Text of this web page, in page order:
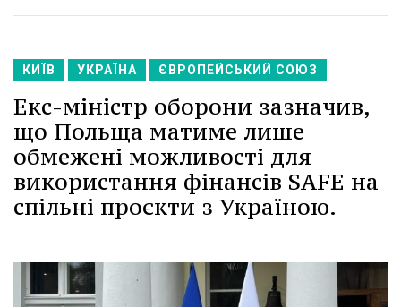
КИЇВ УКРАЇНА ЄВРОПЕЙСЬКИЙ СОЮЗ
Екс-міністр оборони зазначив,
що Польща матиме лише
обмежені можливості для
використання фінансів SAFE на
спільні проєкти з Україною.